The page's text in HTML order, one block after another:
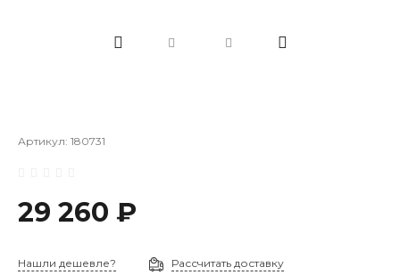
Артикул: 180731
29 260 ₽
Нашли дешевле? Рассчитать доставку